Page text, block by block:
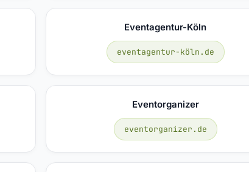
Eventagentur-Köln
eventagentur-köln.de
Eventorganizer
eventorganizer.de